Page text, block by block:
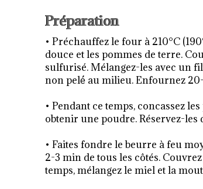
Préparation
• Préchauffez le four à 210°C
douce et les pommes de terre.
sulfurisé. Mélangez-les avec un
non pelé́ au milieu. Enfournez
• Pendant ce temps, concassez
obtenir une poudre. Réservez-les
• Faites fondre le beurre à feu
2-3 min de tous les côtés.
temps, mélangez le miel et la